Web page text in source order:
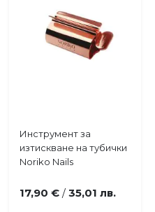
Добави
в
Купи
Инструмент за
изтискване на тубички
Noriko Nails
17,90 € / 35,01 лв.